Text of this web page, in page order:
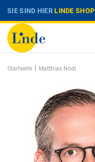
SIE SIND HIERLINDE SHOP
Startseite | Matthias Nödl